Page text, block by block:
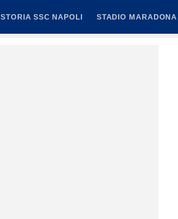
STORIA SSC NAPOLI STADIO MARADONA